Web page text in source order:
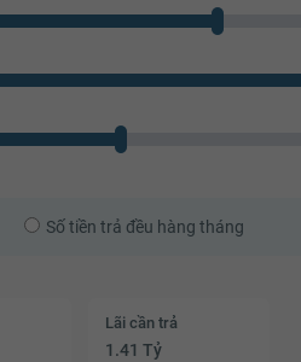
Số tiền trả đều hàng tháng
Lãi cần trả
1.41 Tỷ